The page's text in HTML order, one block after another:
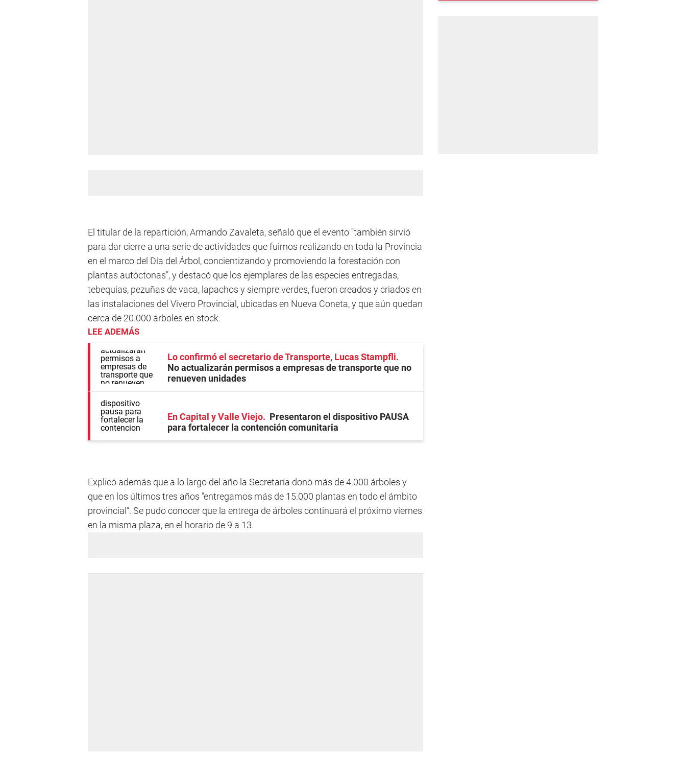
El titular de la repartición, Armando Zavaleta, señaló que el evento "también sirvió
para dar cierre a una serie de actividades que fuimos realizando en toda la Provincia
en el marco del Día del Árbol, concientizando y promoviendo la forestación con
plantas autóctonas", y destacó que los ejemplares de las especies entregadas,
tebequias, pezuñas de vaca, lapachos y siempre verdes, fueron creados y criados en
las instalaciones del Vivero Provincial, ubicadas en Nueva Coneta, y que aún quedan
cerca de 20.000 árboles en stock.
LEE ADEMÁS
Lo confirmó el secretario de Transporte, Lucas Stampfli
No actualizarán permisos a empresas de transporte que no
renueven unidades
En Capital y Valle Viejo
Presentaron el dispositivo PAUSA
para fortalecer la contención comunitaria
Explicó además que a lo largo del año la Secretaría donó más de 4.000 árboles y
que en los últimos tres años "entregamos más de 15.000 plantas en todo el ámbito
provincial”. Se pudo conocer que la entrega de árboles continuará el próximo viernes
en la misma plaza, en el horario de 9 a 13.